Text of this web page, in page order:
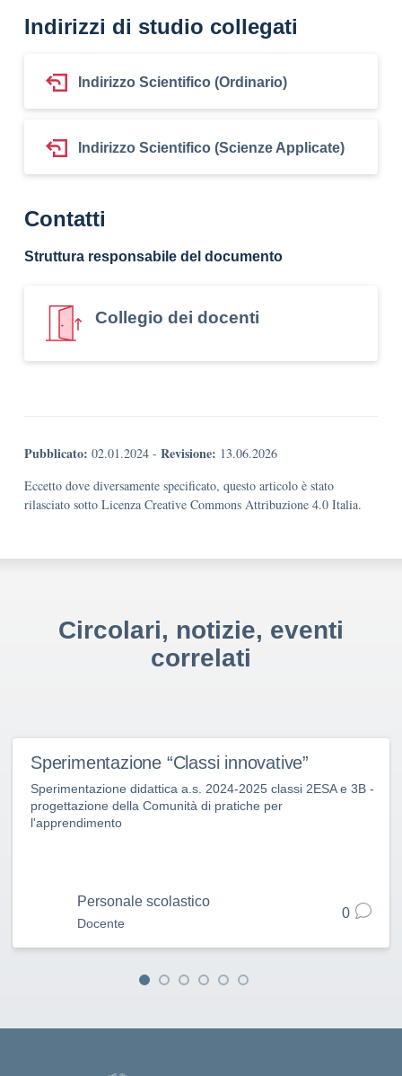
Indirizzi di studio collegati
Indirizzo Scientifico (Ordinario)
Indirizzo Scientifico (Scienze Applicate)
Contatti
Struttura responsabile del documento
Collegio dei docenti
Pubblicato: 02.01.2024 - Revisione: 13.06.2026
Eccetto dove diversamente specificato, questo articolo è stato
rilasciato sotto Licenza Creative Commons Attribuzione 4.0 Italia.
Circolari, notizie, eventi
correlati
Sperimentazione “Classi innovative”
Sperimentazione didattica a.s. 2024-2025 classi 2ESA e 3B -
progettazione della Comunità di pratiche per
l'apprendimento
Personale scolastico
Docente
0